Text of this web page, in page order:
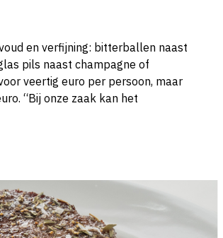
en verfijning: bitterballen naast
pils naast champagne of
veertig euro per persoon, maar
“Bij onze zaak kan het